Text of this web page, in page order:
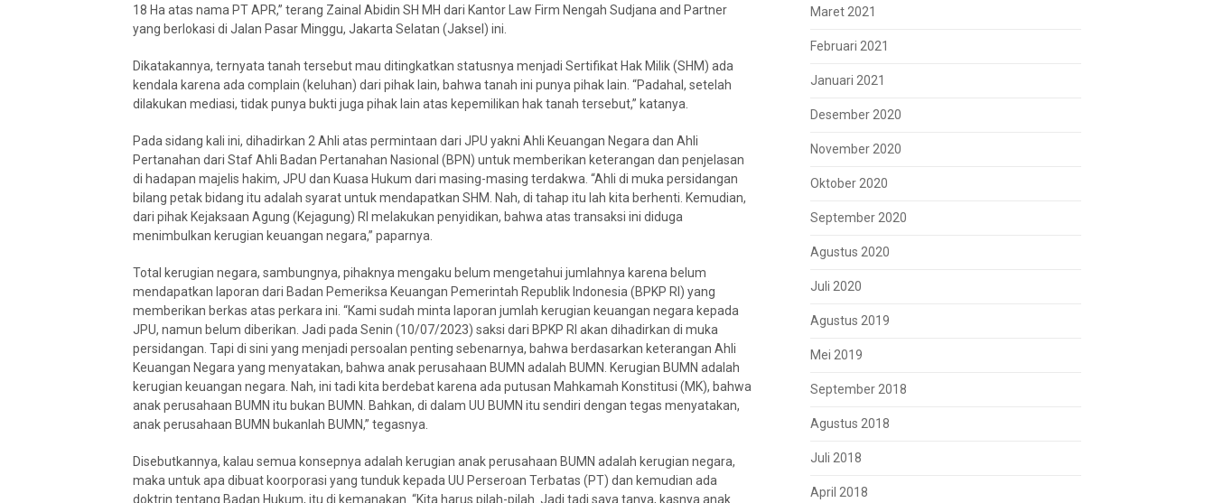
18 Ha atas nama PT APR,” terang Zainal Abidin SH MH dari Kantor Law Firm Nengah Sudjana and Partner
yang berlokasi di Jalan Pasar Minggu, Jakarta Selatan (Jaksel) ini.
Dikatakannya, ternyata tanah tersebut mau ditingkatkan statusnya menjadi Sertifikat Hak Milik (SHM) ada
kendala karena ada complain (keluhan) dari pihak lain, bahwa tanah ini punya pihak lain. “Padahal, setelah
dilakukan mediasi, tidak punya bukti juga pihak lain atas kepemilikan hak tanah tersebut,” katanya.
Pada sidang kali ini, dihadirkan 2 Ahli atas permintaan dari JPU yakni Ahli Keuangan Negara dan Ahli
Pertanahan dari Staf Ahli Badan Pertanahan Nasional (BPN) untuk memberikan keterangan dan penjelasan
di hadapan majelis hakim, JPU dan Kuasa Hukum dari masing-masing terdakwa. “Ahli di muka persidangan
bilang petak bidang itu adalah syarat untuk mendapatkan SHM. Nah, di tahap itu lah kita berhenti. Kemudian,
dari pihak Kejaksaan Agung (Kejagung) RI melakukan penyidikan, bahwa atas transaksi ini diduga
menimbulkan kerugian keuangan negara,” paparnya.
Total kerugian negara, sambungnya, pihaknya mengaku belum mengetahui jumlahnya karena belum
mendapatkan laporan dari Badan Pemeriksa Keuangan Pemerintah Republik Indonesia (BPKP RI) yang
memberikan berkas atas perkara ini. “Kami sudah minta laporan jumlah kerugian keuangan negara kepada
JPU, namun belum diberikan. Jadi pada Senin (10/07/2023) saksi dari BPKP RI akan dihadirkan di muka
persidangan. Tapi di sini yang menjadi persoalan penting sebenarnya, bahwa berdasarkan keterangan Ahli
Keuangan Negara yang menyatakan, bahwa anak perusahaan BUMN adalah BUMN. Kerugian BUMN adalah
kerugian keuangan negara. Nah, ini tadi kita berdebat karena ada putusan Mahkamah Konstitusi (MK), bahwa
anak perusahaan BUMN itu bukan BUMN. Bahkan, di dalam UU BUMN itu sendiri dengan tegas menyatakan,
anak perusahaan BUMN bukanlah BUMN,” tegasnya.
Disebutkannya, kalau semua konsepnya adalah kerugian anak perusahaan BUMN adalah kerugian negara,
maka untuk apa dibuat koorporasi yang tunduk kepada UU Perseroan Terbatas (PT) dan kemudian ada
doktrin tentang Badan Hukum, itu di kemanakan. “Kita harus pilah-pilah. Jadi tadi saya tanya, kasnya anak
Maret 2021
Februari 2021
Januari 2021
Desember 2020
November 2020
Oktober 2020
September 2020
Agustus 2020
Juli 2020
Agustus 2019
Mei 2019
September 2018
Agustus 2018
Juli 2018
April 2018